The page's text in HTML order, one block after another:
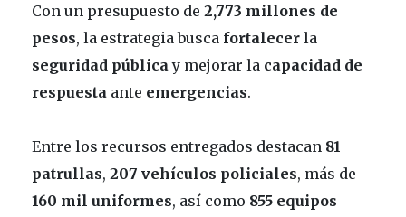
Con un presupuesto de 2,773 millones de
pesos, la estrategia busca fortalecer la
seguridad pública y mejorar la capacidad de
respuesta ante emergencias.
Entre los recursos entregados destacan 81
patrullas, 207 vehículos policiales, más de
160 mil uniformes, así como 855 equipos